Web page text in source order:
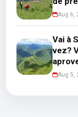
Aug 6,
Vai à
vez?
Aug 5,